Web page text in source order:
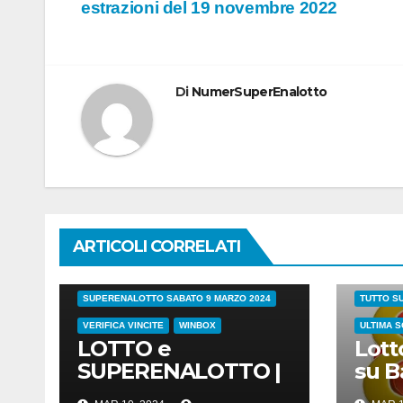
estrazioni del 19 novembre 2022
Di NumerSuperEnalotto
ARTICOLI CORRELATI
LOTTO
RISULTATI ESTRAZIONI DEL 9 MARZO 2024
SUPERENALOTTO SABATO 9 MARZO 2024
VERIFICA VINCITE WINBOX
LOTTO e
SUPERENALOTTO |
risultati estrazioni di
TUTTO
ULTIMA
su